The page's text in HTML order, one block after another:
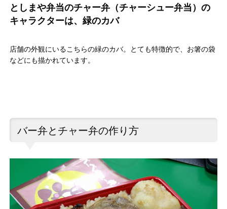
としまや弁当のチャー弁（チャーシュー弁当）の
キャラクターは、緑のカバ
店舗の外観にいるこちらの緑のカバ。とても特徴的で、お箸の袋
などにも描かれています。
バー弁とチャー弁の作り方